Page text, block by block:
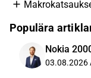
Populära
Nokia
03.08.2026